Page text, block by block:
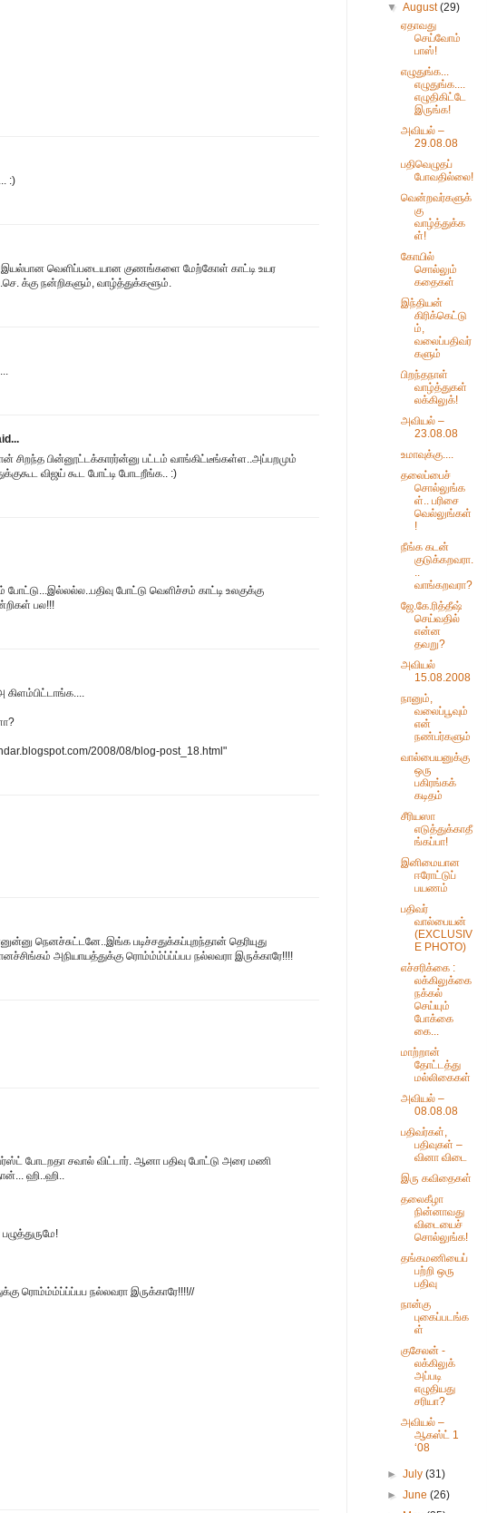
:)
வெளிப்படையான குணங்களை மேற்கோள் காட்டி உயர
க்கு நன்றிகளும், வாழ்த்துக்களூம்.
சிறந்த பின்னூட்டக்காரர்ன்னு பட்டம் வாங்கிட்டீங்கள்ள..அப்பறமும்
விஜய் கூட போட்டி போடறீங்க.. :)
போட்டு வெளிச்சம் காட்டி உலகுக்கு
பல!!!
2008/08/blog-post_18.html"
நெனச்சுட்டனே..இங்க படிச்சதுக்கப்புறந்தான் தெரியுது
அநியாயத்துக்கு ரொம்ம்ம்ப்ப்ப்பப நல்லவரா இருக்காரே!!!!
போடறதா சவால் விட்டார். ஆனா பதிவு போட்டு அரை மணி
ஹி..ஹி..
ரொம்ம்ம்ப்ப்ப்பப நல்லவரா இருக்காரே!!!!//
▼August(29)
ஏதாவது
செய்வோம்
பாஸ்!
எழுதுங்க...
எழுதுங்க....
எழுதிகிட்டே
இருங்க!
அவியல் –
29.08.08
பதிவெழுதப்
போவதில்லை!
வென்றவர்களுக்
கு
வாழ்த்துக்க
ள்!
கோயில்
சொல்லும்
கதைகள்
இந்தியன்
கிரிக்கெட்டு
ம்,
வலைப்பதிவர்
களும்
பிறந்தநாள்
வாழ்த்துகள்
லக்கிலுக்!
அவியல் –
23.08.08
உமாவுக்கு....
தலைப்பைச்
சொல்லுங்க
ள்.. பரிசை
வெல்லுங்கள்
!
நீங்க கடன்
குடுக்கறவரா.
..
வாங்கறவரா?
ஜே.கே.ரித்தீஷ்
செய்வதில்
என்ன
தவறு?
அவியல்
15.08.2008
நானும்,
வலைப்பூவும்
என்
நண்பர்களும்
வால்பையனுக்கு
ஒரு
பகிரங்கக்
கடிதம்
சீரியஸா
எடுத்துக்காதீ
ங்கப்பா!
இனிமையான
ஈரோட்டுப்
பயணம்
பதிவர்
வால்பையன்
(EXCLUSIV
E PHOTO)
எச்சரிக்கை :
லக்கிலுக்கை
நக்கல்
செய்யும்
போக்கை
கை...
மாற்றான்
தோட்டத்து
மல்லிகைகள்
அவியல் –
08.08.08
பதிவர்கள்,
பதிவுகள் –
வினா விடை
இரு கவிதைகள்
தலைகீழா
நின்னாவது
விடையைச்
சொல்லுங்க!
தங்கமணியைப்
பற்றி ஒரு
பதிவு
நான்கு
புகைப்படங்க
ள்
குசேலன் -
லக்கிலுக்
அப்படி
எழுதியது
சரியா?
அவியல் –
ஆகஸ்ட் 1
‘08
►July(31)
►June(26)